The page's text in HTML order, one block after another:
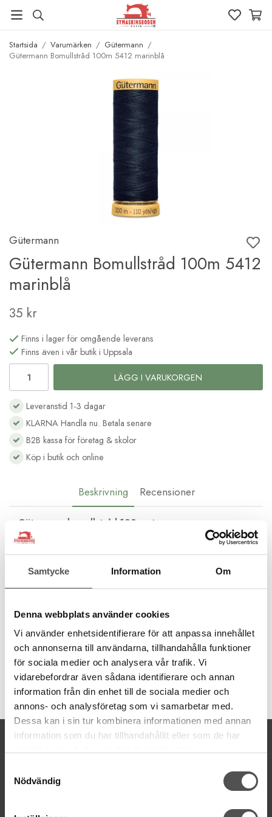
Samtycke Information Om
Denna webbplats använder cookies
Vi använder enhetsidentifierare för att anpassa innehållet
och annonserna till användarna, tillhandahålla funktioner
för sociala medier och analysera vår trafik. Vi
vidarebefordrar även sådana identifierare och annan
information från din enhet till de sociala medier och
annons- och analysföretag som vi samarbetar med.
Dessa kan i sin tur kombinera informationen med annan
information som du har tillhandahållit eller som de har
Nödvändig
Startsida / Varumärken / Gütermann /
Gütermann Bomullstråd 100m 5412 marinblå
Gütermann
Gütermann Bomullstråd 100m 5412
marinblå
35 kr
Finns i lager för omgående leverans
Finns även i vår butik i Uppsala
LÄGG I VARUKORGEN
Leveranstid 1-3 dagar
KLARNA Handla nu. Betala senare
B2B kassa för företag & skolor
Köp i butik och online
Beskrivning Recensioner
Gütermann bomullstråd 100 meter
Fin sytråd i ren bomull med bästa kvalitet från tyska
Gütermann. 100% merceriserad bomull med den fina lystern
som bomull ger. Slät struktur utan ojämna partier. Ej luddig.
Merceriserad bomull
100 meter
Nål 70-90
Tvättbar95°C
Artikelnummer:
30100-5412
KONTAKTA OSS
Tel. 018-150525
BESÖK OSS